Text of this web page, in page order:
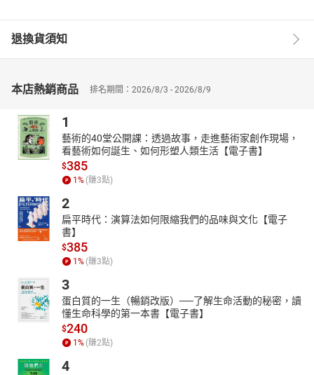
退換貨須知
本店熱銷商品 排名期間：2026/8/3 - 2026/8/9
1
藝術的40堂公開課：透過故事，走進藝術家創作現場，
看藝術如何誕生、如何形塑人類生活【電子書】
$385
1% (賺3點)
2
扁平時代：演算法如何限縮我們的品味與文化【電子
書】
$385
1% (賺3點)
3
蛋白質的一生（暢銷改版）──了解生命活動的秘密，讀
懂生命科學的第一本書【電子書】
$240
1% (賺2點)
4